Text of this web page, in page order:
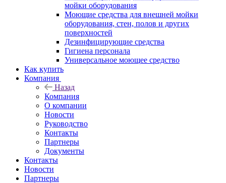
мойки оборудования
Моющие средства для внешней мойки
оборудования, стен, полов и других
поверхностей
Дезинфицирующие средства
Гигиена персонала
Универсальное моющее средство
Как купить
Компания
Назад
Компания
О компании
Новости
Руководство
Контакты
Партнеры
Документы
Контакты
Новости
Партнеры